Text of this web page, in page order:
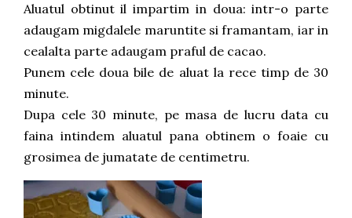
Aluatul obtinut il impartim in doua: intr-o parte
adaugam migdalele maruntite si framantam, iar in
cealalta parte adaugam praful de cacao.
Punem cele doua bile de aluat la rece timp de 30
minute.
Dupa cele 30 minute, pe masa de lucru data cu
faina intindem aluatul pana obtinem o foaie cu
grosimea de jumatate de centimetru.